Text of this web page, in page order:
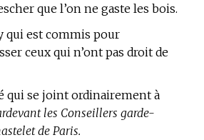
que l’on ne gaste les bois.
qui est commis pour
ceux qui n’ont pas droit de
qui se joint ordinairement à
les Conseillers garde-
de Paris.